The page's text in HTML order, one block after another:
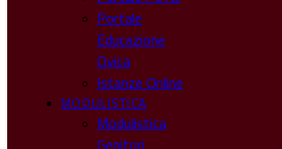
Portale
Educazione
Civica
Istanze Online
MODULISTICA
Modulistica
Genitori